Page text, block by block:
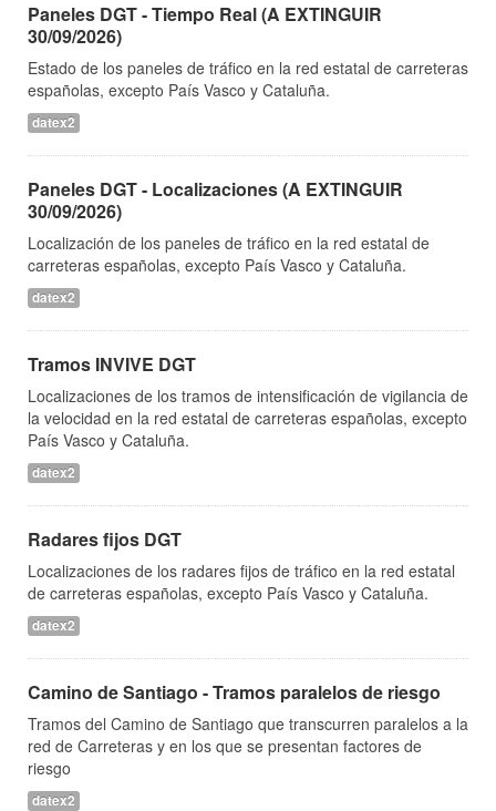
Paneles DGT - Tiempo Real (A EXTINGUIR
30/09/2026)
Estado de los paneles de tráfico en la red estatal de carreteras
españolas, excepto País Vasco y Cataluña.
datex2
Paneles DGT - Localizaciones (A EXTINGUIR
30/09/2026)
Localización de los paneles de tráfico en la red estatal de
carreteras españolas, excepto País Vasco y Cataluña.
datex2
Tramos INVIVE DGT
Localizaciones de los tramos de intensificación de vigilancia de
la velocidad en la red estatal de carreteras españolas, excepto
País Vasco y Cataluña.
datex2
Radares fijos DGT
Localizaciones de los radares fijos de tráfico en la red estatal
de carreteras españolas, excepto País Vasco y Cataluña.
datex2
Camino de Santiago - Tramos paralelos de riesgo
Tramos del Camino de Santiago que transcurren paralelos a la
red de Carreteras y en los que se presentan factores de
riesgo
datex2